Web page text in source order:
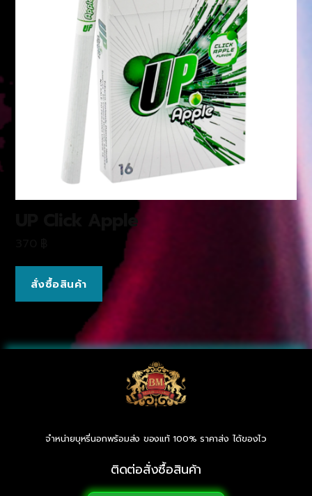
UP Click Apple
สั่งซื้อสินค้า
จำหน่ายบุหรี่นอกพร้อมส่ง ของแท้ 100% ราคาส่ง ได้ของไว
ติดต่อสั่งซื้อสินค้า